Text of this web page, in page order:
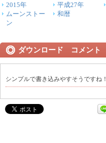
2015年 平成27年
ムーンストー
ン
和暦
ダウンロード コメント
シンプルで書き込みやすそうですね！